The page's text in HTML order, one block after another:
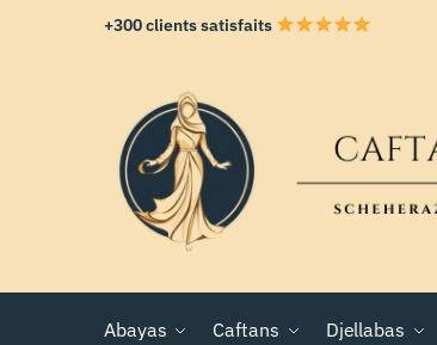
+300 clients satisfaits
Abayas Caftans Djellabas